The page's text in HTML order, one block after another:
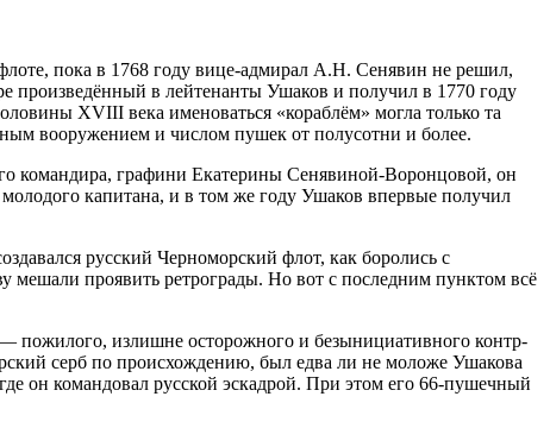
пока в 1768 году вице-адмирал А.Н. Сенявин не решил,
произведённый в лейтенанты Ушаков и получил в 1770 году
XVIII века именоваться «кораблём» могла только та
вооружением и числом пушек от полусотни и более.
командира, графини Екатерины Сенявиной-Воронцовой, он
капитана, и в том же году Ушаков впервые получил
русский Черноморский флот, как боролись с
мешали проявить ретрограды. Но вот с последним пунктом всё
пожилого, излишне осторожного и безынициативного контр-
серб по происхождению, был едва ли не моложе Ушакова
он командовал русской эскадрой. При этом его 66-пушечный